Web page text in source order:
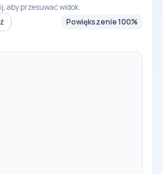
aby przesuwać widok.
Powiększenie 100%